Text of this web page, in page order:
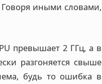
Говоря иными словами,
превышает 2 ГГц, а в
разгоняется свыше
будь то ошибка в